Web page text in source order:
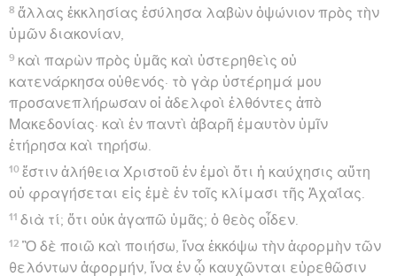
8 ἄλλας ἐκκλησίας ἐσύλησα λαβὼν ὀψώνιον πρὸς τὴν
ὑμῶν διακονίαν,
9 καὶ παρὼν πρὸς ὑμᾶς καὶ ὑστερηθεὶς οὐ
κατενάρκησα οὐθενός· τὸ γὰρ ὑστέρημά μου
προσανεπλήρωσαν οἱ ἀδελφοὶ ἐλθόντες ἀπὸ
Μακεδονίας· καὶ ἐν παντὶ ἀβαρῆ ἐμαυτὸν ὑμῖν
ἐτήρησα καὶ τηρήσω.
10 ἔστιν ἀλήθεια Χριστοῦ ἐν ἐμοὶ ὅτι ἡ καύχησις αὕτη
οὐ φραγήσεται εἰς ἐμὲ ἐν τοῖς κλίμασι τῆς Ἀχαΐας.
11 διὰ τί; ὅτι οὐκ ἀγαπῶ ὑμᾶς; ὁ θεὸς οἶδεν.
12 Ὃ δὲ ποιῶ καὶ ποιήσω, ἵνα ἐκκόψω τὴν ἀφορμὴν τῶν
θελόντων ἀφορμήν, ἵνα ἐν ᾧ καυχῶνται εὑρεθῶσιν